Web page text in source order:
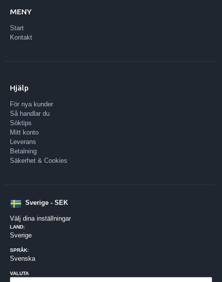
MENY
Start
Kontakt
Hjälp
För nya kunder
Så handlar du
Söktips
Mitt konto
Leverans
Betalning
Säkerhet & Cookies
Sverige - SEK
Välj dina inställningar
LAND:
Sverige
SPRÅK:
Svenska
VALUTA